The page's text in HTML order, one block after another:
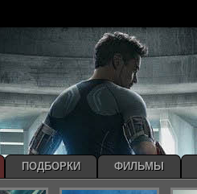
ПОДБОРКИ ФИЛЬМЫ